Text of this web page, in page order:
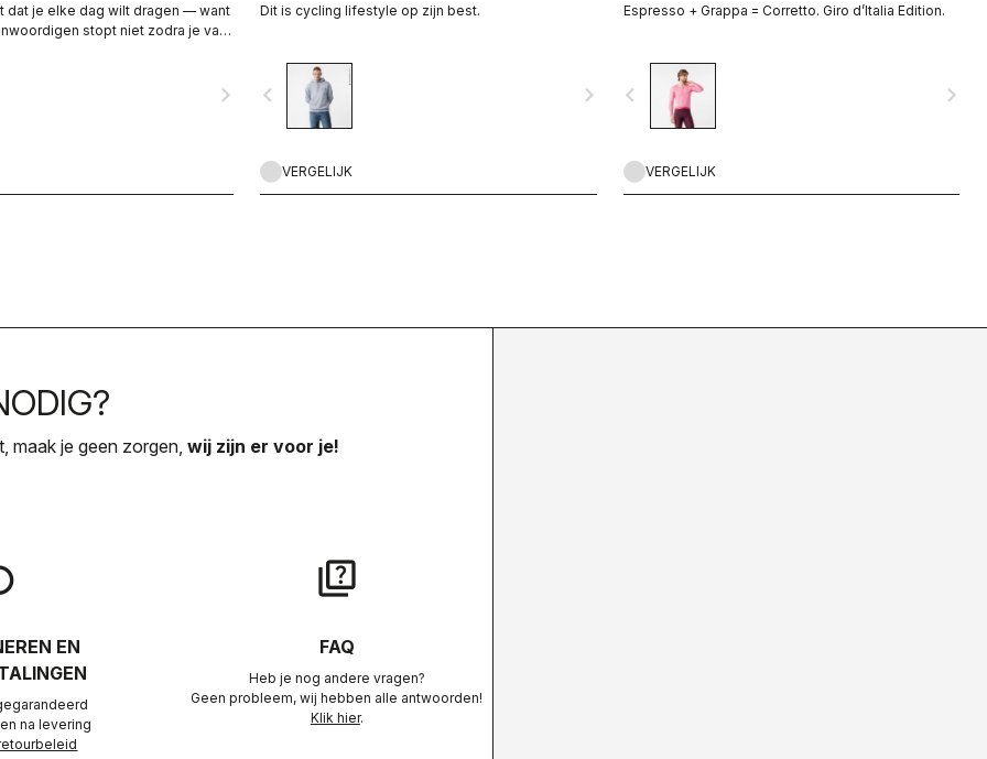
dat je elke dag wilt dragen — want
stopt niet zodra je van
navigate_next
Dit is cycling lifestyle op zijn best.
navigate_before navigate_next
VERGELIJK
Espresso + Grappa = Corretto. Giro d’Italia Edition.
navigate_before navigate_next
VERGELIJK
maak je geen zorgen, wij zijn er voor je!
EN
na levering
quiz
FAQ
Heb je nog andere vragen?
Geen probleem, wij hebben alle antwoorden!
Klik hier.